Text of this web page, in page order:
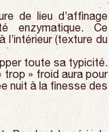
de lieu d’affinage
enzymatique. Ce
(texture du
toute sa typicité.
trop » froid aura pour
nuit à la finesse des